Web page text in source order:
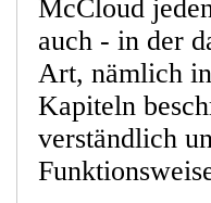
McCloud
auch - in der
Art, nämlich
Kapiteln
verständlich